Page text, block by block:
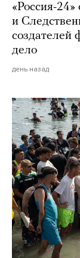
«Россия-24»
и
создателей
дело
день назад